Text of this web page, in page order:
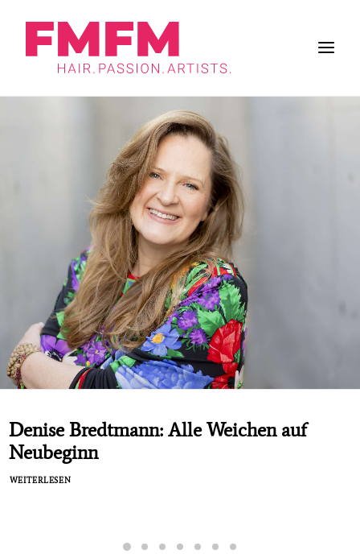
ZUKUNFT DES SALONS
INSPIRATION
WORK & LIFE
BRANCHE
FMFM
SUCHE
Denise Bredtmann: Alle Weichen auf
Neubeginn
WEITERLESEN